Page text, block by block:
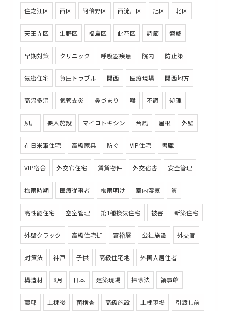
住之江区 西区 阿倍野区 西淀川区 旭区 北区
天王寺区 生野区 福島区 此花区 詩節 脅威
早期対策 クリニック 呼吸器疾患 院内 防止策
気密住宅 負圧トラブル 関西 医療現場 関西地方
高温多湿 気管支炎 鼻づまり 喉 不調 処理
夙川 要人施設 マイコトキシン 台風 屋根 外壁
在日米軍住宅 高級家具 防ぐ VIP住宅 書庫
VIP宿舎 外交官住宅 賃貸物件 外交宿舎 安全管理
梅雨時期 医療従事者 梅雨明け 室内湿気 質
高性能住宅 空室管理 第1種換気住宅 被害 新築住宅
外壁クラック 高級住宅街 富裕層 公社施設 外交官
対策法 神戸 子供 高級住宅地 外国人居住者
構造材 8月 日本 建築現場 掃除法 領事館
豪邸 上棟後 菌検査 高級施設 上棟現場 引渡し前